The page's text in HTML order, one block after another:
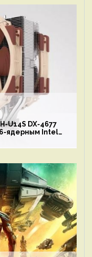
U14S DX-4677
ядерным Intel